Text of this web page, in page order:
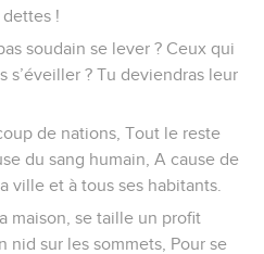
!
soudain se lever ? Ceux qui
s’éveiller ? Tu deviendras leur
de nations, Tout le reste
du sang humain, A cause de
ville et à tous ses habitants.
maison, se taille un profit
nid sur les sommets, Pour se